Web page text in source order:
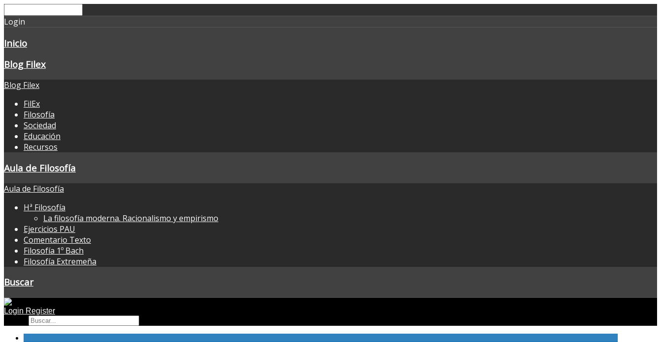
Login
Inicio
Blog Filex
Blog Filex
FilEx
Filosofía
Sociedad
Educación
Recursos
Aula de Filosofía
Aula de Filosofía
Hª Filosofía
La filosofía moderna. Racionalismo y empirismo
Ejercicios PAU
Comentario Texto
Filosofía 1º Bach
Filosofía Extremeña
Buscar
Login Register